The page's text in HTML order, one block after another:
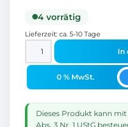
4 vorrätig
Lieferzeit: ca. 5-10 Tage
In
0 % MwSt.
Dieses Produkt kann mit
Abs. 3 Nr. 1 UStG